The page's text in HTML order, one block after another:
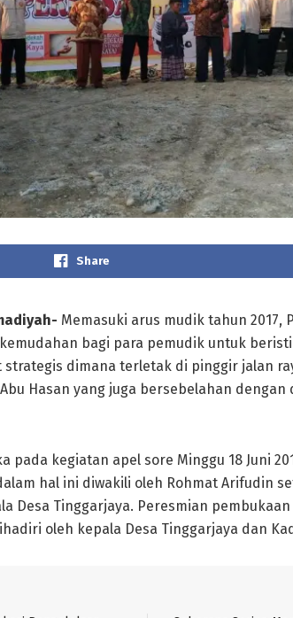
Share
Memasuki arus mudik tahun 2017,
bagi para pemudik untuk
dimana terletak di pinggir jalan
Hasan yang juga bersebelahan
pada kegiatan apel sore Minggu 18 Juni
hal ini diwakili oleh Rohmat Arifudin
Desa Tinggarjaya. Peresmian
oleh kepala Desa Tinggarjaya dan